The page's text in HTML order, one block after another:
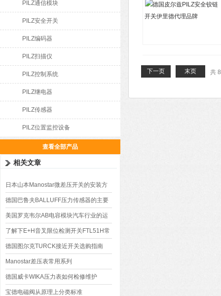
PILZ通信模块
PILZ安全开关
PILZ编码器
PILZ扫描仪
PILZ控制系统
PILZ继电器
PILZ传感器
PILZ位置监控设备
查看全部产品
相关文章
日本山本Manostar微差压开关的安装方
法与注意事项
德国巴鲁夫BALLUFF压力传感器的主要
作用
美国罗克韦尔AB电容模块汽车行业的运
行
了解下E+H音叉限位检测开关FTL51H常
见的故障现象
德国图尔克TURCK接近开关选购指南
Manostar差压表常用系列
德国威卡WIKA压力表如何检修维护
宝德电磁阀从原理上分类标准
共
下一页 末页